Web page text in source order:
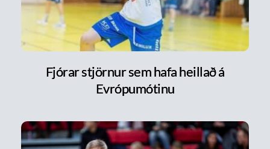
Fjórar stjörnur sem hafa heillað á
Evrópumótinu